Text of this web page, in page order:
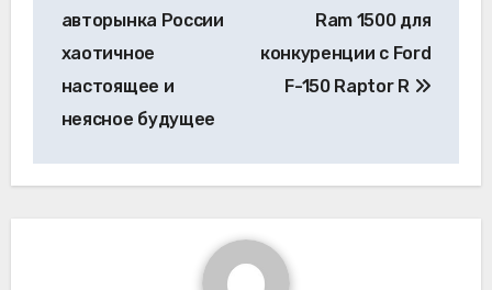
записям
авторынка России
хаотичное
настоящее и
неясное будущее
Ram 1500 для
конкуренции с Ford
F-150 Raptor R